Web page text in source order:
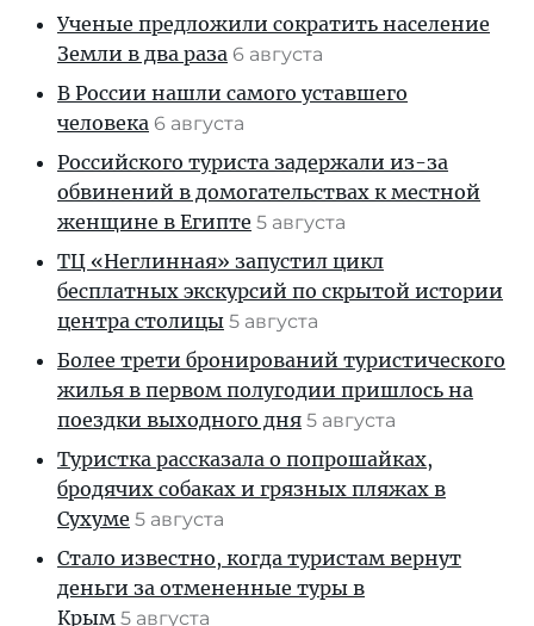
Ученые предложили сократить население
Земли в два раза 6 августа
В России нашли самого уставшего
человека 6 августа
Российского туриста задержали из-за
обвинений в домогательствах к местной
женщине в Египте 5 августа
ТЦ «Неглинная» запустил цикл
бесплатных экскурсий по скрытой истории
центра столицы 5 августа
Более трети бронирований туристического
жилья в первом полугодии пришлось на
поездки выходного дня 5 августа
Туристка рассказала о попрошайках,
бродячих собаках и грязных пляжах в
Сухуме 5 августа
Стало известно, когда туристам вернут
деньги за отмененные туры в
Крым 5 августа